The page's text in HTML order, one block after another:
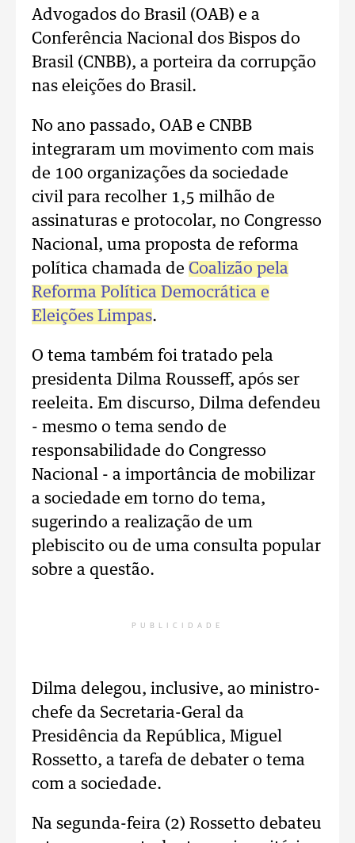
Advogados do Brasil (OAB) e a
Conferência Nacional dos Bispos do
Brasil (CNBB), a porteira da corrupção
nas eleições do Brasil.
No ano passado, OAB e CNBB
integraram um movimento com mais
de 100 organizações da sociedade
civil para recolher 1,5 milhão de
assinaturas e protocolar, no Congresso
Nacional, uma proposta de reforma
política chamada de Coalizão pela
Reforma Política Democrática e
Eleições Limpas.
O tema também foi tratado pela
presidenta Dilma Rousseff, após ser
reeleita. Em discurso, Dilma defendeu
- mesmo o tema sendo de
responsabilidade do Congresso
Nacional - a importância de mobilizar
a sociedade em torno do tema,
sugerindo a realização de um
plebiscito ou de uma consulta popular
sobre a questão.
PUBLICIDADE
Dilma delegou, inclusive, ao ministro-
chefe da Secretaria-Geral da
Presidência da República, Miguel
Rossetto, a tarefa de debater o tema
com a sociedade.
Na segunda-feira (2) Rossetto debateu